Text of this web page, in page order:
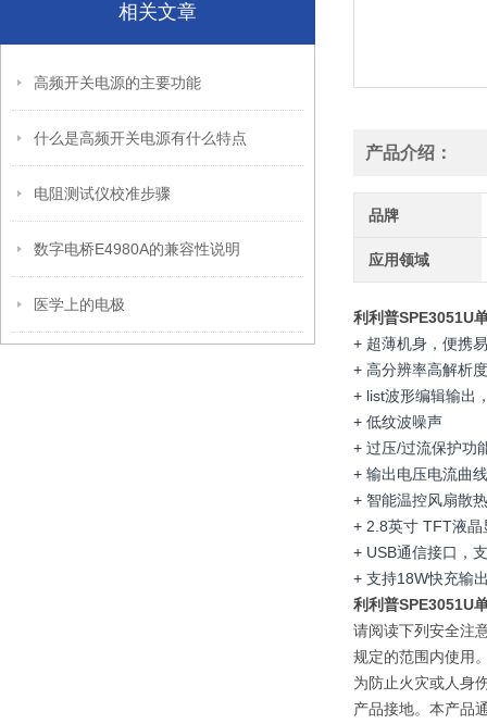
相关文章
高频开关电源的主要功能
什么是高频开关电源有什么特点
电阻测试仪校准步骤
数字电桥E4980A的兼容性说明
医学上的电极
产品介绍：
品牌
应用领域
利利普SPE3051U
+ 超薄机身，便携
+ 高分辨率高解析
+ list波形编辑输出
+ 低纹波噪声
+ 过压/过流保护功
+ 输出电压电流曲
+ 智能温控风扇散热
+ 2.8英寸 TFT液晶
+ USB通信接口，
+ 支持18W快充输
利利普SPE3051U
请阅读下列安全注
规定的范围内使用
为防止火灾或人身
产品接地。本产品